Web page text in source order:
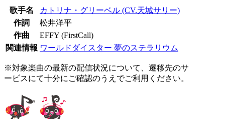
歌手名
カトリナ・グリーベル (CV.天城サリー)
作詞
松井洋平
作曲
EFFY (FirstCall)
関連情報 ワールドダイスター 夢のステラリウム
※対象楽曲の最新の配信状況について、遷移先のサ
ービスにて十分にご確認のうえでご利用ください。